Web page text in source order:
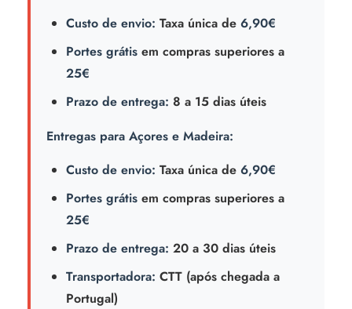
Custo de envio: Taxa única de 6,90€
Portes grátis em compras superiores a
25€
Prazo de entrega: 8 a 15 dias úteis
Entregas para Açores e Madeira:
Custo de envio: Taxa única de 6,90€
Portes grátis em compras superiores a
25€
Prazo de entrega: 20 a 30 dias úteis
Transportadora: CTT (após chegada a
Portugal)